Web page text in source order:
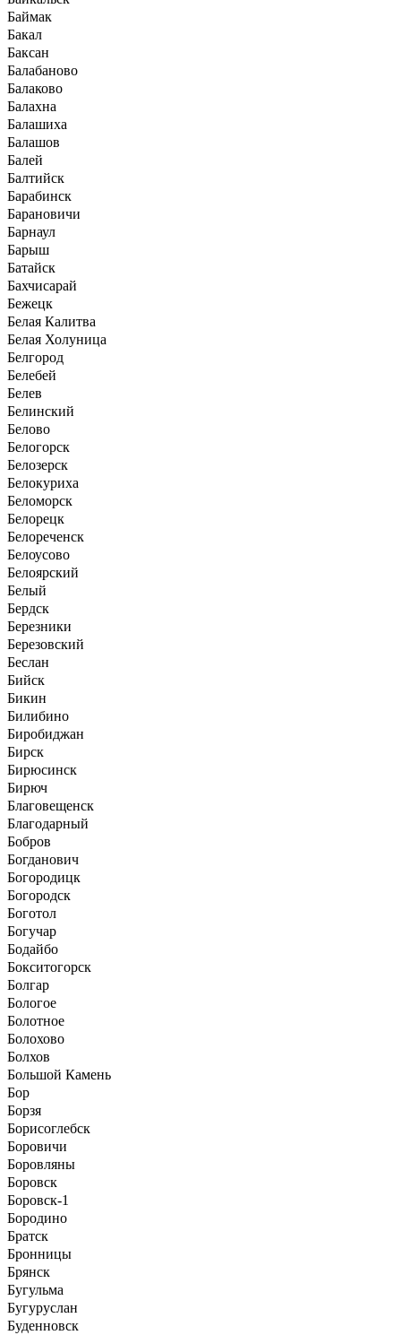
Баймак
Бакал
Баксан
Балабаново
Балаково
Балахна
Балашиха
Балашов
Балей
Балтийск
Барабинск
Барановичи
Барнаул
Барыш
Батайск
Бахчисарай
Бежецк
Белая Калитва
Белая Холуница
Белгород
Белебей
Белев
Белинский
Белово
Белогорск
Белозерск
Белокуриха
Беломорск
Белорецк
Белореченск
Белоусово
Белоярский
Белый
Бердск
Березники
Березовский
Беслан
Бийск
Бикин
Билибино
Биробиджан
Бирск
Бирюсинск
Бирюч
Благовещенск
Благодарный
Бобров
Богданович
Богородицк
Богородск
Боготол
Богучар
Бодайбо
Бокситогорск
Болгар
Бологое
Болотное
Болохово
Болхов
Большой Камень
Бор
Борзя
Борисоглебск
Боровичи
Боровляны
Боровск
Боровск-1
Бородино
Братск
Бронницы
Брянск
Бугульма
Бугуруслан
Буденновск